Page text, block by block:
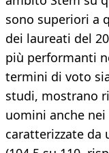
sono superiori a
dei laureati del
più performanti
termini di voto
studi, mostrano
uomini anche
caratterizzate da